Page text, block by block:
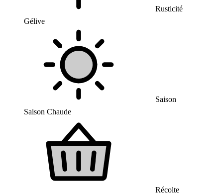
Rusticité
Gélive
Saison
Saison Chaude
Récolte